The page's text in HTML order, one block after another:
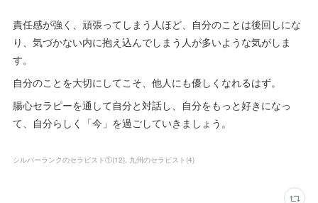
責任感が強く、頑張ってしまう人ほど、自分のことは後回しにな
り、気づかない内に抱え込んでしまう人が多いような気がしま
す。
自分のことを大切にしてこそ、他人にも優しくなれるはず。
腸心セラピーを通して自分と対話し、自分をもっと好きになっ
て、自分らしく「今」を過ごしていきましょう。
シルバーランクのセラピスト①(12) 九州のセラピスト (4)